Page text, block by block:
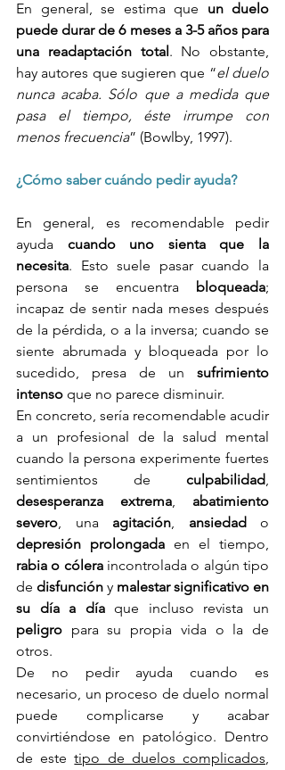
En general, se estima que un duelo
puede durar de 6 meses a 3-5 años para
una readaptación total. No obstante,
hay autores que sugieren que “el duelo
nunca acaba. Sólo que a medida que
pasa el tiempo, éste irrumpe con
menos frecuencia” (Bowlby, 1997).
¿Cómo saber cuándo pedir ayuda?
En general, es recomendable pedir
ayuda cuando uno sienta que la
necesita. Esto suele pasar cuando la
persona se encuentra bloqueada;
incapaz de sentir nada meses después
de la pérdida, o a la inversa; cuando se
siente abrumada y bloqueada por lo
sucedido, presa de un sufrimiento
intenso que no parece disminuir.
En concreto, sería recomendable acudir
a un profesional de la salud mental
cuando la persona experimente fuertes
sentimientos de culpabilidad
desesperanza extrema, abatimiento
severo, una agitación, ansiedad
depresión prolongada
rabia o cólera incontrolada o algún tipo
de disfunción y malestar significativo en
su día a día
peligro para su propia vida o la de
otros.
De no pedir ayuda cuando es
necesario, un proceso de duelo normal
puede complicarse y acabar
convirtiéndose en patológico. Dentro
de este tipo de duelos complicados,